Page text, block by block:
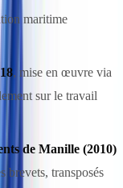
maritime
, mise en œuvre via
sur le travail
de Manille (2010)
brevets, transposés